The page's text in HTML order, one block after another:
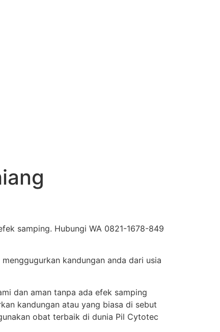
samping. Hubungi WA 0821-1678-849
kandungan anda dari usia
dan aman tanpa ada efek samping
kandungan atau yang biasa di sebut
obat terbaik di dunia Pil Cytotec